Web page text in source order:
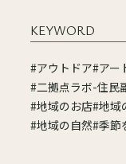
KEYWORD
#アウトドア#アー
#二拠点ラボ-住民
#地域のお店#地域
#地域の自然#季節